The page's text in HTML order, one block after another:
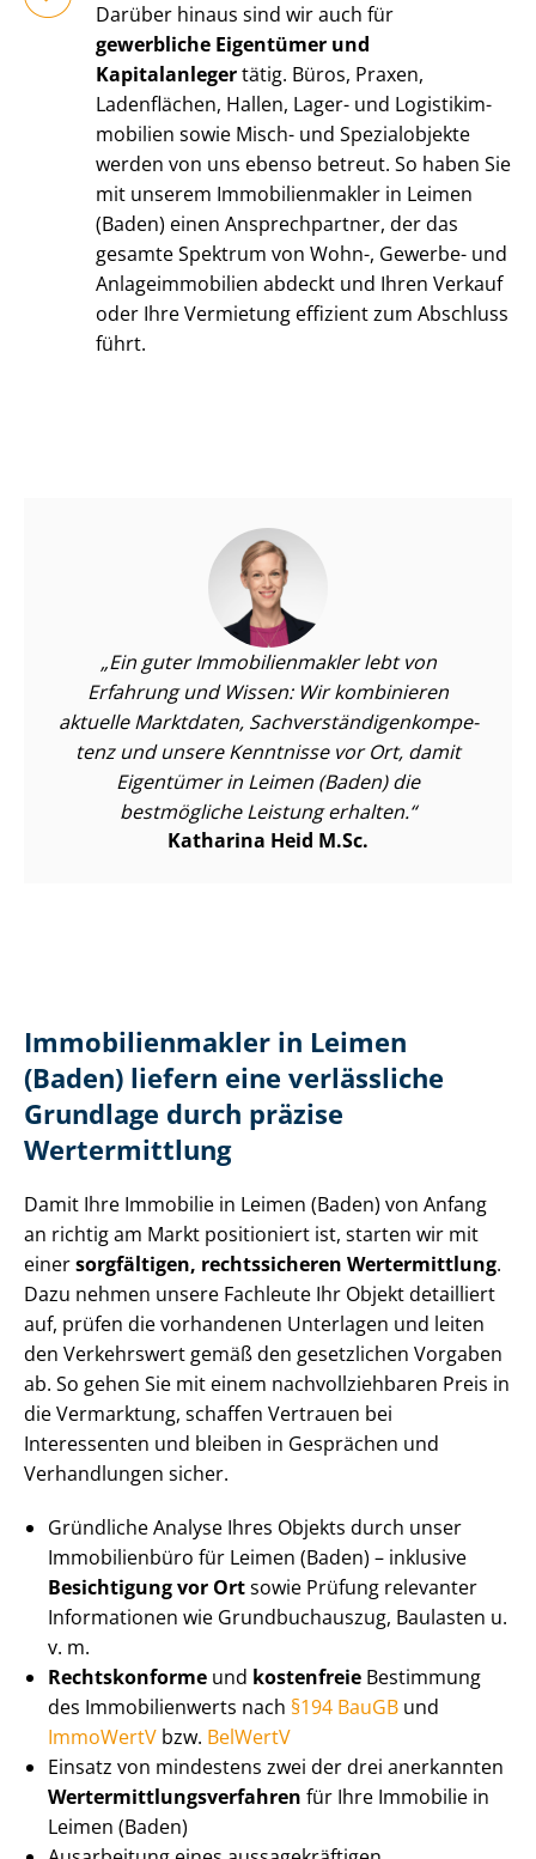
Darüber hinaus sind wir auch für
gewerbliche Eigentümer und
Kapitalanlegertätig. Büros, Praxen,
Ladenflächen, Hallen, Lager- und Lo­gis­tik­im­
mo­bi­li­en sowie Misch- und Spezialobjekte
werden von uns ebenso betreut. So haben Sie
mit unserem Im­mo­bi­li­en­mak­ler in Leimen
(Baden) einen Ansprechpartner, der das
gesamte Spektrum von Wohn-, Gewerbe- und
An­la­ge­im­mo­bi­li­en abdeckt und Ihren Verkauf
oder Ihre Vermietung effizient zum Abschluss
führt.
Ein guter Im­mo­bi­li­en­mak­ler lebt von
Erfahrung und Wissen: Wir kombinieren
aktuelle Marktdaten, Sach­ver­stän­di­gen­kom­pe­
tenz und unsere Kenntnisse vor Ort, damit
Eigentümer in Leimen (Baden) die
bestmögliche Leistung erhalten.
Katharina Heid M.Sc.
Im­mo­bi­li­en­mak­ler in Leimen
(Baden) liefern eine verlässliche
Grundlage durch präzise
Wertermittlung
Damit Ihre Immobilie in Leimen (Baden) von Anfang
an richtig am Markt positioniert ist, starten wir mit
einersorgfältigen, rechtssicheren Wertermittlung.
Dazu nehmen unsere Fachleute Ihr Objekt detailliert
auf, prüfen die vorhandenen Unterlagen und leiten
den Verkehrswert gemäß den gesetzlichen Vorgaben
ab. So gehen Sie mit einem nach­voll­zieh­ba­ren Preis in
die Vermarktung, schaffen Vertrauen bei
Interessenten und bleiben in Gesprächen und
Verhandlungen sicher.
Gründliche Analyse Ihres Objekts durch unser
Immobilienbüro für Leimen (Baden) – inklusive
Besichtigung vor Ortsowie Prüfung relevanter
Informationen wie Grundbuchauszug, Baulasten u.
v. m.
Rechtskonforme und kostenfreie Bestimmung
des Immobilienwerts nach §194 BauGB und
ImmoWertV bzw. BelWertV
Einsatz von mindestens zwei der drei anerkannten
Wert­ermitt­lungs­ver­fah­ren für Ihre Immobilie in
Leimen (Baden)